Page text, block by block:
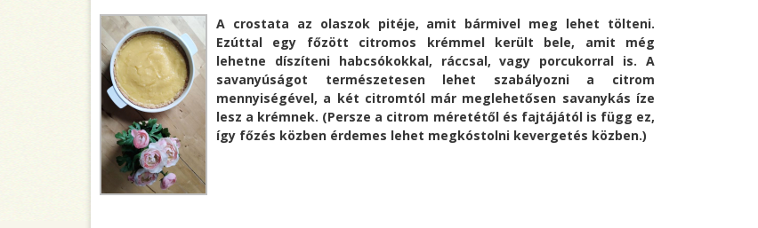
A crostata az olaszok pitéje, amit bármivel meg lehet tölteni.
Ezúttal egy főzött citromos krémmel került bele, amit még
lehetne díszíteni habcsókokkal, ráccsal, vagy porcukorral is. A
savanyúságot természetesen lehet szabályozni a citrom
mennyiségével, a két citromtól már meglehetősen savanykás íze
lesz a krémnek. (Persze a citrom méretétől és fajtájától is függ ez,
így főzés közben érdemes lehet megkóstolni kevergetés közben.)